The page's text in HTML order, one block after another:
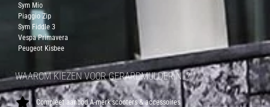
Sym Mio
Piaggio Zip
Sym Fiddle 3
Vespa Primavera
Peugeot Kisbee
WAAROM KIEZEN VOOR GERARDMULDER.NL?
Compleet aanbod A-merk scooters & accessoires